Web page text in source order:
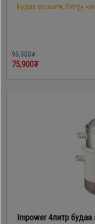
Будаа агшаагч, битүү
99,900₮
75,900₮
Impower 4литр